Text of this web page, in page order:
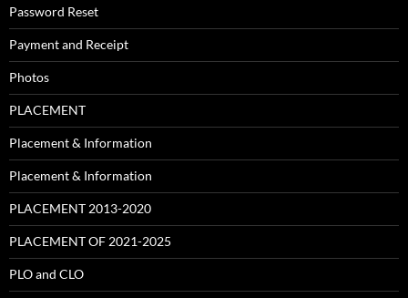
Password Reset
Payment and Receipt
Photos
PLACEMENT
Placement & Information
Placement & Information
PLACEMENT 2013-2020
PLACEMENT OF 2021-2025
PLO and CLO